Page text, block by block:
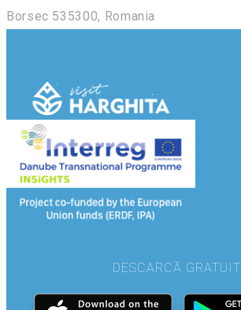
Borsec 535300, Romania
DESCARCĂ GRATUIT